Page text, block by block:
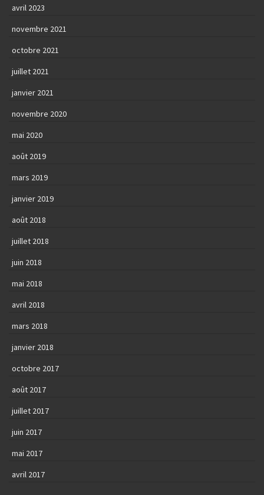
avril 2023
novembre 2021
octobre 2021
juillet 2021
janvier 2021
novembre 2020
mai 2020
août 2019
mars 2019
janvier 2019
août 2018
juillet 2018
juin 2018
mai 2018
avril 2018
mars 2018
janvier 2018
octobre 2017
août 2017
juillet 2017
juin 2017
mai 2017
avril 2017